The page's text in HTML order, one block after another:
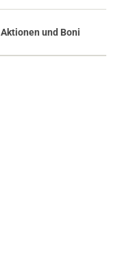
Aktionen und Boni